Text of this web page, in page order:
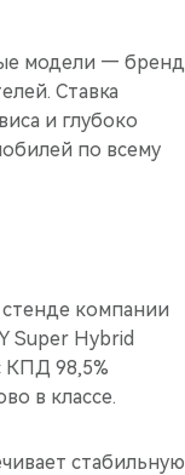
модели — бренд
Ставка
и глубоко
по всему
компании
Super Hybrid
КПД 98,5%
в классе.
стабильную